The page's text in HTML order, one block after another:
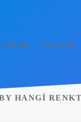
Politikası Yasal Uyarı
HANGI